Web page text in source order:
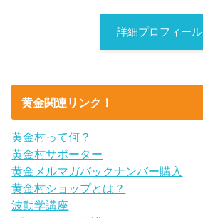
詳細プロフィール
黄金関連リンク！
黄金村って何？
黄金村サポーター
黄金メルマガバックナンバー購入
黄金村ショップとは？
波動学講座